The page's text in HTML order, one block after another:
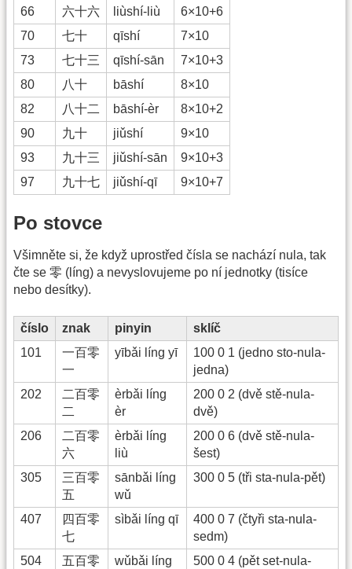
66 六十六 liùshí-liù
6×10+6
70
七十 qīshí
7×10
73
七十三 qīshí-sān
7×10+3
80
八十 bāshí
8×10
82
八十二 bāshí-èr
8×10+2
90
九十 jiǔshí
9×10
93
九十三 jiǔshí-sān
9×10+3
97
九十七 jiǔshí-qī 9×10+7
Po stovce
Všimněte si, že když uprostřed čísla se nachází nula, tak
čte se 零 (líng) a nevyslovujeme po ní jednotky (tisíce
nebo desítky).
číslo znak pinyin
sklíč
101
一百零
一
yībǎi líng yī
100 0 1 (jedno sto-nula-
jedna)
202
二百零
二
èrbǎi líng
èr
200 0 2 (dvě stě-nula-
dvě)
206
二百零
六
èrbǎi líng
liù
200 0 6 (dvě stě-nula-
šest)
305
三百零
五
sānbǎi líng
wǔ
300 0 5 (tři sta-nula-pět)
407
四百零
七
sìbǎi líng qī
400 0 7 (čtyři sta-nula-
sedm)
504
五百零
wǔbǎi líng
500 0 4 (pět set-nula-